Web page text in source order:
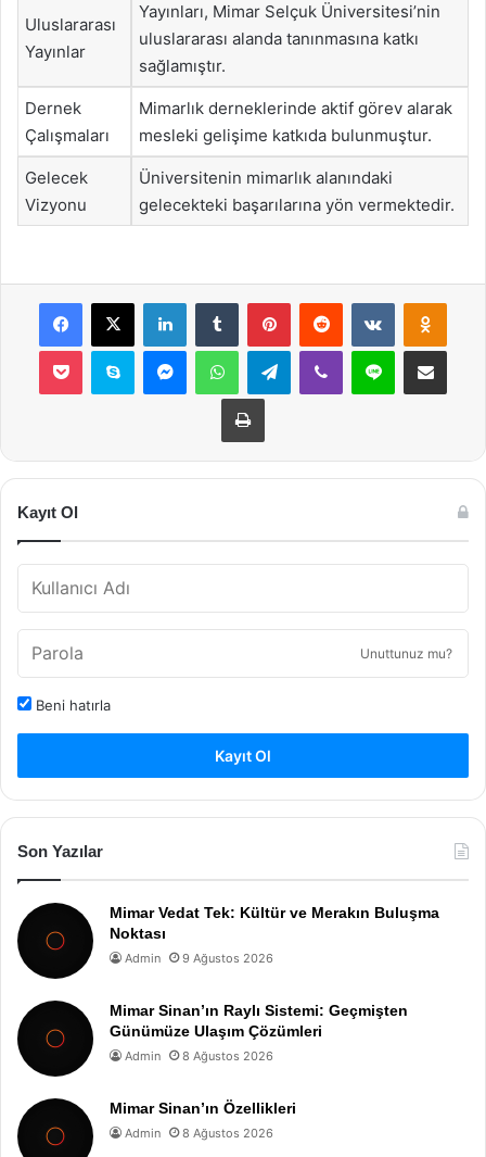
Uluslararası
Yayınlar
Yayınları, Mimar Selçuk Üniversitesi’nin
uluslararası alanda tanınmasına katkı
sağlamıştır.
Dernek
Çalışmaları
Mimarlık derneklerinde aktif görev alarak
mesleki gelişime katkıda bulunmuştur.
Gelecek
Vizyonu
Üniversitenin mimarlık alanındaki
gelecekteki başarılarına yön vermektedir.
Facebook
X LinkedInTumblr PinterestReddit VKontakte
Pocket Skype MessengerWhatsAppTelegramViber Line E-Posta ile
Yazdır
Kayıt Ol
Unuttunuz mu?
Beni hatırla
Kayıt Ol
Son Yazılar
Mimar Vedat Tek: Kültür ve Merakın Buluşma
Noktası
Admin 9 Ağustos 2026
Mimar Sinan’ın Raylı Sistemi: Geçmişten
Günümüze Ulaşım Çözümleri
Admin 8 Ağustos 2026
Mimar Sinan’ın Özellikleri
Admin 8 Ağustos 2026